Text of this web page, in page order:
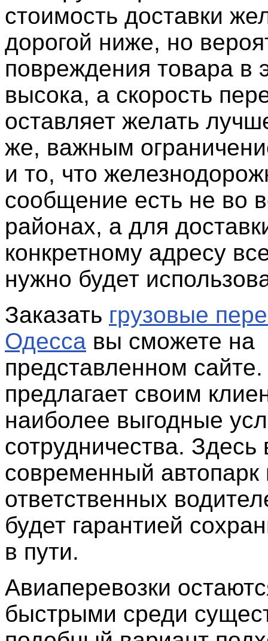
стоимость доставки
дорогой ниже, но
повреждения товара в
высока, а скорость
оставляет желать
же, важным
и то, что
сообщение есть не во
районах, а для
конкретному адресу
нужно будет
Заказать грузовые
Одесса вы сможете на
представленном
предлагает своим
наиболее выгодные
сотрудничества.
современный автопарк
ответственных
будет гарантией
в пути.
Авиаперевозки
быстрыми среди